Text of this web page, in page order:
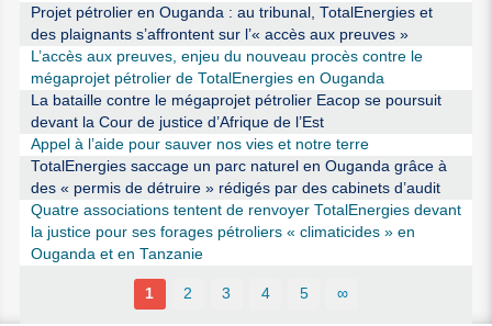
Projet pétrolier en Ouganda : au tribunal, TotalEnergies et
des plaignants s’affrontent sur l’« accès aux preuves »
L’accès aux preuves, enjeu du nouveau procès contre le
mégaprojet pétrolier de TotalEnergies en Ouganda
La bataille contre le mégaprojet pétrolier Eacop se poursuit
devant la Cour de justice d’Afrique de l’Est
Appel à l’aide pour sauver nos vies et notre terre
TotalEnergies saccage un parc naturel en Ouganda grâce à
des « permis de détruire » rédigés par des cabinets d’audit
Quatre associations tentent de renvoyer TotalEnergies devant
la justice pour ses forages pétroliers « climaticides » en
Ouganda et en Tanzanie
1 2 3 4 5 ∞